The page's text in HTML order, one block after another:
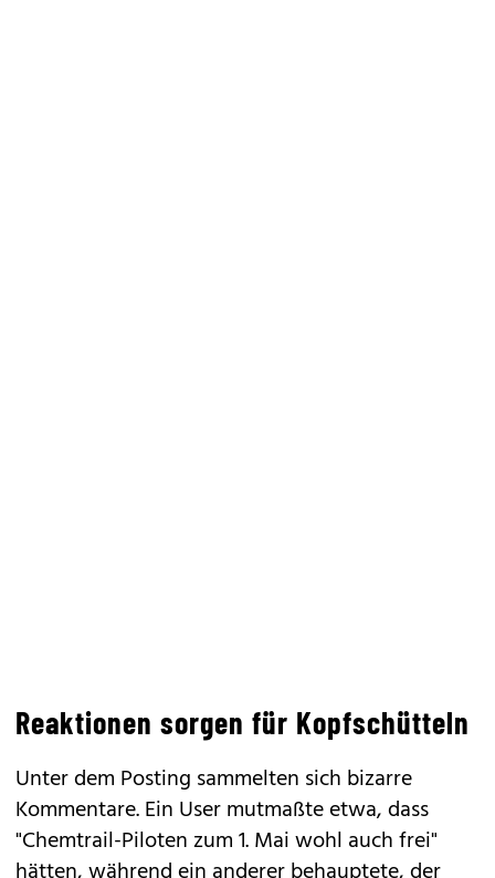
Reaktionen sorgen für Kopfschütteln
Unter dem Posting sammelten sich bizarre
Kommentare. Ein User mutmaßte etwa, dass
"Chemtrail-Piloten zum 1. Mai wohl auch frei"